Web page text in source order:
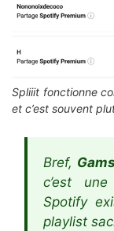
Spliiit fonctionne
et c’est souvent
Bref,
c’est
Spotify
playlist